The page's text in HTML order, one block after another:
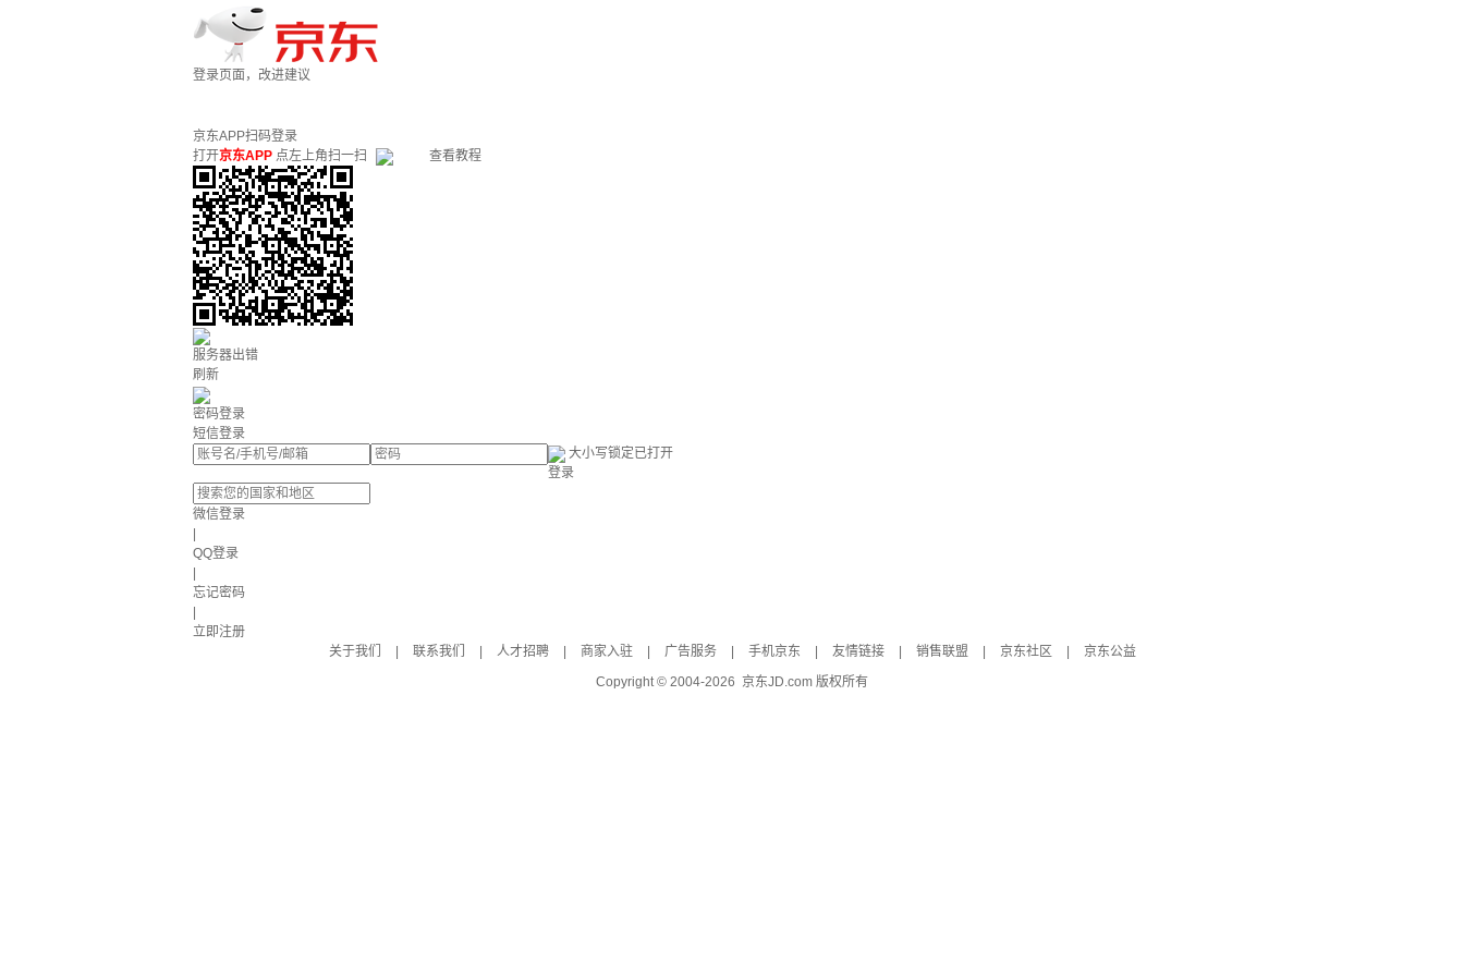
登录页面，改进建议
京东APP扫码登录
打开京东APP 点左上角扫一扫 查看教程
服务器出错
刷新
密码登录
短信登录
大小写锁定已打开
登录
微信登录
QQ登录
忘记密码
立即注册
关于我们
联系我们 人才招聘 商家入驻 广告服务 手机京东 友情链接 销售联盟 京东社区
京东公益
Copyright © 2004-2026 京东JD.com 版权所有